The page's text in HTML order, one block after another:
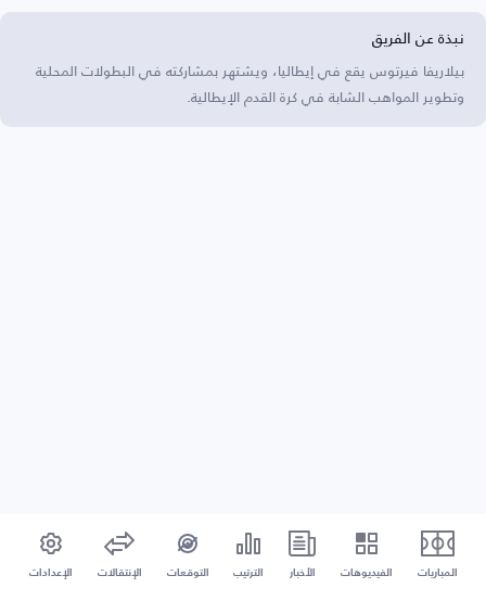
نبذة عن الفريق
بيلاريفا فيرتوس يقع في إيطاليا، ويشتهر بمشاركته في البطولات المحلية
وتطوير المواهب الشابة في كرة القدم الإيطالية.
المباريات الفيديوهات الأخبار الترتيب التوقعات الإنتقالات الإعدادات